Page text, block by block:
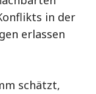
in der
erlassen
schätzt,